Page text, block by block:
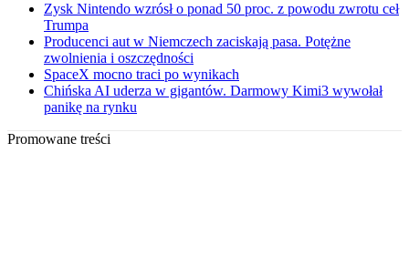
Zysk Nintendo wzrósł o ponad 50 proc. z powodu zwrotu ceł
Trumpa
Producenci aut w Niemczech zaciskają pasa. Potężne
zwolnienia i oszczędności
SpaceX mocno traci po wynikach
Chińska AI uderza w gigantów. Darmowy Kimi3 wywołał
panikę na rynku
Promowane treści